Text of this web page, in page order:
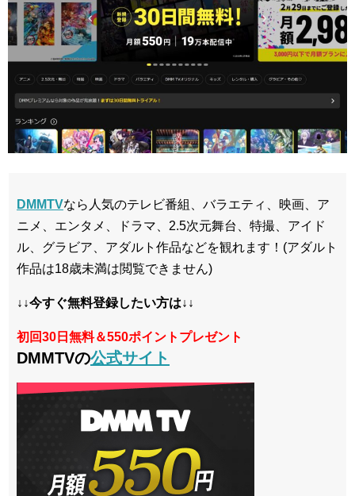
DMMTVなら人気のテレビ番組、バラエティ、映画、ア
ニメ、エンタメ、ドラマ、2.5次元舞台、特撮、アイド
ル、グラビア、アダルト作品などを観れます！(アダルト
作品は18歳未満は閲覧できません)
↓↓今すぐ無料登録したい方は↓↓
初回30日無料＆550ポイントプレゼント
DMMTVの公式サイト